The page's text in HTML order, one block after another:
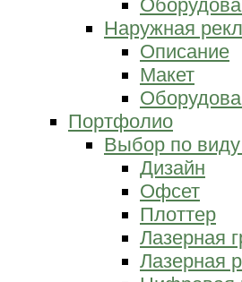
Наружная
Описание
Макет
Портфолио
Выбор по
Дизайн
Офсет
Плоттер
Лазерная
Лазерная